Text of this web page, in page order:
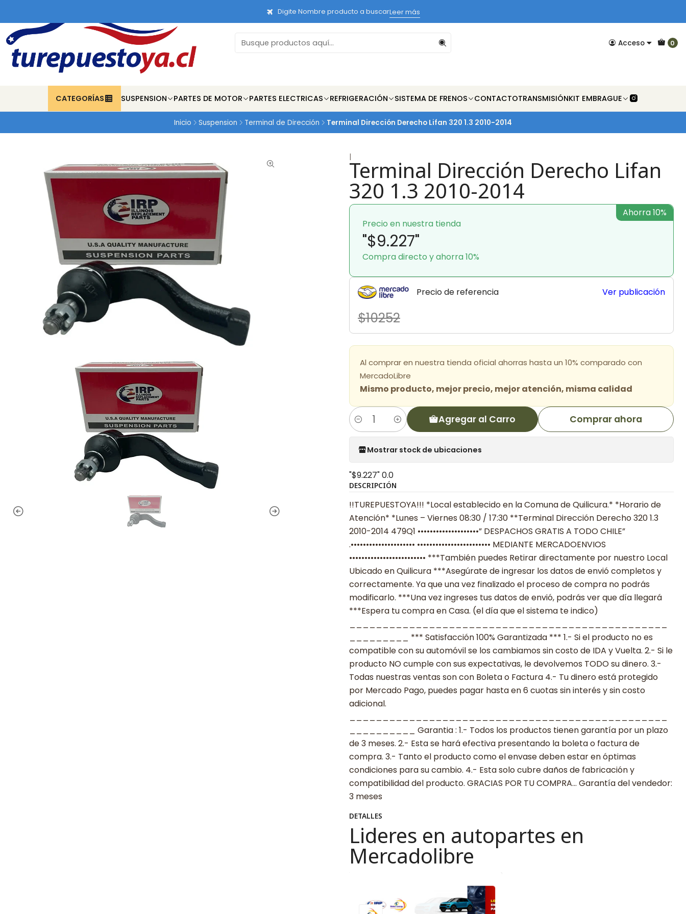
Acceso 0
CATEGORÍAS SUSPENSION PARTES DE MOTOR PARTES ELECTRICAS REFRIGERACIÓN SISTEMA DE FRENOS CONTACTOTRANSMISIÓNKIT EMBRAGUE
Digite Nombre producto a buscarLeer más
Inicio Suspension Terminal de Dirección Terminal Dirección Derecho Lifan 320 1.3 2010-2014
|Terminal Dirección Derecho Lifan
320 1.3 2010-2014
Precio en nuestra tienda
"$9.227"
Compra directo y ahorra 10%
Ahorra 10%
Precio de referencia
$10252
Ver publicación
Al comprar en nuestra tienda oficial ahorras hasta un 10% comparado con
MercadoLibre
Mismo producto, mejor precio, mejor atención, misma calidad
Cantidad Agregar al Carro Comprar ahora
Mostrar stock de ubicaciones
"$9.227"0.0
DESCRIPCIÓN
!!TUREPUESTOYA!!! *Local establecido en la Comuna de Quilicura.* *Horario de
Atención* *Lunes – Viernes 08:30 / 17:30 **Terminal Dirección Derecho 320 1.3
2010-2014 479Q1 ••••••••••••••••••••” DESPACHOS GRATIS A TODO CHILE”
.••••••••••••••••••••• •••••••••••••••••••••••• MEDIANTE MERCADOENVIOS
••••••••••••••••••••••••• ***También puedes Retirar directamente por nuestro Local
Ubicado en Quilicura ***Asegúrate de ingresar los datos de envió completos y
correctamente. Ya que una vez finalizado el proceso de compra no podrás
modificarlo. ***Una vez ingreses tus datos de envió, podrás ver que día llegará
***Espera tu compra en Casa. (el día que el sistema te indico)
_________ *** Satisfacción 100% Garantizada *** 1.- Si el producto no es
compatible con su automóvil se los cambiamos sin costo de IDA y Vuelta. 2.- Si le
producto NO cumple con sus expectativas, le devolvemos TODO su dinero. 3.-
Todas nuestras ventas son con Boleta o Factura 4.- Tu dinero está protegido
por Mercado Pago, puedes pagar hasta en 6 cuotas sin interés y sin costo
adicional.
__________ Garantia : 1.- Todos los productos tienen garantía por un plazo
de 3 meses. 2.- Esta se hará efectiva presentando la boleta o factura de
compra. 3.- Tanto el producto como el envase deben estar en óptimas
condiciones para su cambio. 4.- Esta solo cubre daños de fabricación y
compatibilidad del producto. GRACIAS POR TU COMPRA… Garantía del vendedor:
3 meses
DETALLES
Lideres en autopartes en
Mercadolibre